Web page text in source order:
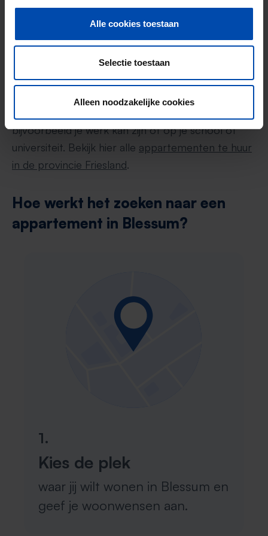
Alle cookies toestaan
Selectie toestaan
Alleen noodzakelijke cookies
provincie Friesland!
Als je in Blessum geen of moeilijk een
appartement kunt vinden, is het slim om ook in de
rest van de provincie Friesland te kijken. Vaak zijn
bijvoorbeeld je werk kan zijn of op je school of
universiteit. Bekijk hier alle appartementen te huur
in de provincie Friesland.
Hoe werkt het zoeken naar een
appartement in Blessum?
1.
Kies de plek
waar jij wilt wonen in Blessum en
geef je woonwensen aan.